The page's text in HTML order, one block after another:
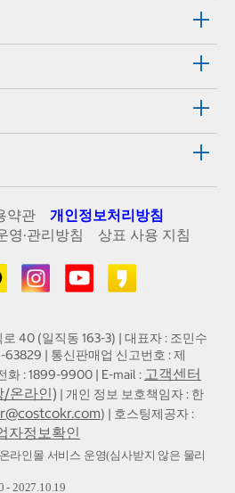
약관
개인정보처리방침
영·관리방침
상표 사용 지침
40 (일직동 163-3) | 대표자 : 조민수
63829 | 통신판매업 신고번호 : 제
화 : 1899-9900 | E-mail : 고객센터
/온라인) | 개인 정보 보호책임자 : 한
) | 호스팅제공자 :
자정보확인
라인몰 서비스 운영(심사받지 않은 물리
- 2027.10.19